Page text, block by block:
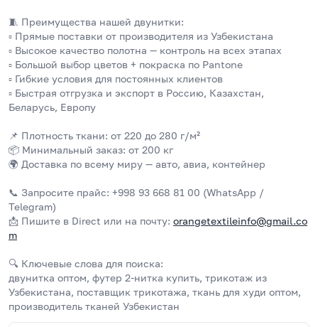
🧵 Преимущества нашей двунитки:
▫️ Прямые поставки от производителя из Узбекистана
▫️ Высокое качество полотна — контроль на всех этапах
▫️ Большой выбор цветов + покраска по Pantone
▫️ Гибкие условия для постоянных клиентов
▫️ Быстрая отгрузка и экспорт в Россию, Казахстан,
Беларусь, Европу
📌 Плотность ткани: от 220 до 280 г/м²
📦 Минимальный заказ: от 200 кг
🌍 Доставка по всему миру — авто, авиа, контейнер
📞 Запросите прайс: +998 93 668 81 00 (WhatsApp /
Telegram)
📩 Пишите в Direct или на почту: orangetextileinfo@gmail.co
m
🔍 Ключевые слова для поиска:
двунитка оптом, футер 2-нитка купить, трикотаж из
Узбекистана, поставщик трикотажа, ткань для худи оптом,
производитель тканей Узбекистан